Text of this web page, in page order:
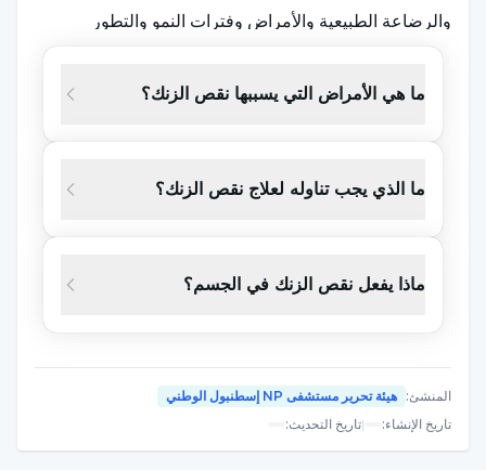
والرضاعة الطبيعية والأمراض وفترات النمو والتطور
وعوامل مثل الجنس.
ويمكن أن تظهر في الحالات التي يكون فيها الفرد مريضًا أو
حالة عدم تخزين المعدن في الجسم لأي سبب من الأسباب.
يمكن أن تحدث الأعراض والشكاوى بسرعة. لذلك، تعد هذه
للمعادن وظائف عديدة في الجسم. من بينها؛ دعم الجهاز
المناعي، والمساهمة في التئام الجروح والصدمات الجسدية،
خلال فترات النمو.
ما هي الأمراض التي يسببها نقص الزنك؟
ما الذي يجب تناوله لعلاج نقص الزنك؟
ماذا يفعل نقص الزنك في الجسم؟
المنشئ: هيئة تحرير مستشفى NP إسطنبول الوطني
تاريخ الإنشاء:
|تاريخ التحديث: